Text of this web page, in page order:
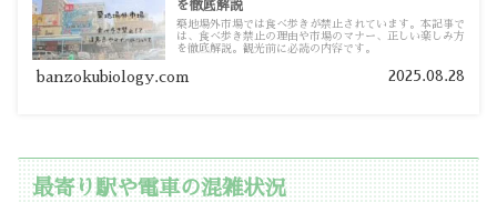
を徹底解説
築地場外市場では食べ歩きが禁止されています。本記事で
は、食べ歩き禁止の理由や市場のマナー、正しい楽しみ方
を徹底解説。観光前に必読の内容です。
banzokubiology.com 2025.08.28
最寄り駅や電車の混雑状況